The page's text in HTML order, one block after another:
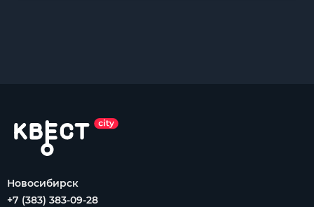
Новосибирск
+7 (383) 383-09-28